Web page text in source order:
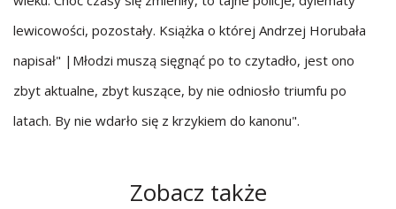
lewicowości, pozostały. Książka o której Andrzej Horubała
napisał" |Młodzi muszą sięgnąć po to czytadło, jest ono
zbyt aktualne, zbyt kuszące, by nie odniosło triumfu po
latach. By nie wdarło się z krzykiem do kanonu".
Zobacz także